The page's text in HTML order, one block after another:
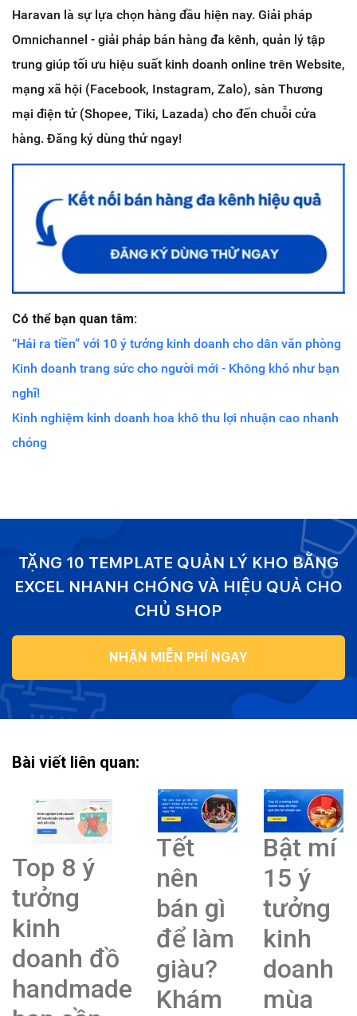
Haravan là sự lựa chọn hàng đầu hiện nay. Giải pháp
Omnichannel - giải pháp bán hàng đa kênh, quản lý tập
trung giúp tối ưu hiệu suất kinh doanh online trên Website,
mạng xã hội (Facebook, Instagram, Zalo), sàn Thương
mại điện tử (Shopee, Tiki, Lazada) cho đến chuỗi cửa
hàng. Đăng ký dùng thử ngay!
Có thể bạn quan tâm:
“Hái ra tiền” với 10 ý tưởng kinh doanh cho dân văn phòng
Kinh doanh trang sức cho người mới - Không khó như bạn
nghĩ!
Kinh nghiệm kinh doanh hoa khô thu lợi nhuận cao nhanh
chóng
TẶNG 10 TEMPLATE QUẢN LÝ KHO BẰNG
EXCEL NHANH CHÓNG VÀ HIỆU QUẢ CHO
CHỦ SHOP
NHẬN MIỄN PHÍ NGAY
Bài viết liên quan:
Top 8 ý
tưởng
kinh
doanh đồ
handmade
Tết
nên
bán gì
để làm
giàu?
Khám
Bật mí
15 ý
tưởng
kinh
doanh
mùa